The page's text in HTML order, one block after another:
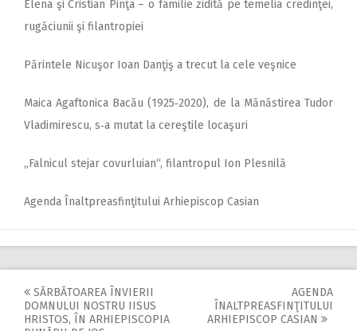
Elena şi Cristian Pinţa – o familie zidită pe temelia credinţei,
rugăciunii şi filantropiei
Părintele Nicuşor Ioan Danţiş a trecut la cele veşnice
Maica Agaftonica Bacău (1925‑2020), de la Mănăstirea Tudor
Vladimirescu, s‑a mutat la cereştile locaşuri
„Falnicul stejar covurluian“, filantropul Ion Plesnilă
Agenda Înaltpreasfinţitului Arhiepiscop Casian
Post
SĂRBĂTOAREA ÎNVIERII
DOMNULUI NOSTRU IISUS
HRISTOS, ÎN ARHIEPISCOPIA
AGENDA
ÎNALTPREASFINŢITULUI
ARHIEPISCOP CASIAN